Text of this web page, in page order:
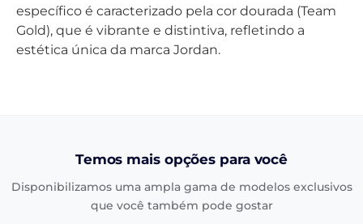
específico é caracterizado pela cor dourada (Team
Gold), que é vibrante e distintiva, refletindo a
estética única da marca Jordan.
Temos mais opções para você
Disponibilizamos uma ampla gama de modelos exclusivos
que você também pode gostar